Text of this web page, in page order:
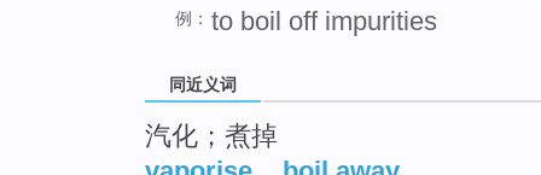
例： to boil off impurities
同近义词
汽化；煮掉